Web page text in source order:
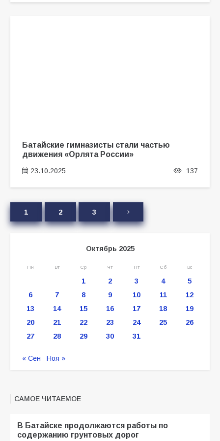
Батайские гимназисты стали частью
движения «Орлята России»
23.10.2025 137
1 2 3
Октябрь 2025
Пн Вт Ср Чт Пт Сб Вс
1 2 3 4
5
6
7 8 9 10 11
12
13
14 15 16 17 18
19
20
21 22 23 24 25
26
27
28 29 30 31
« Сен Ноя »
САМОЕ ЧИТАЕМОЕ
В Батайске продолжаются работы по
содержанию грунтовых дорог